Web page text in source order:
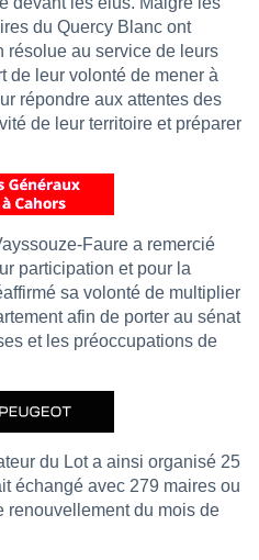
du Quercy Blanc ont
résolue au service de leurs
de leur volonté de mener à
répondre aux attentes des
de leur territoire et préparer
Faure a remercié
participation et pour la
sa volonté de multiplier
afin de porter au sénat
et les préoccupations de
du Lot a ainsi organisé 25
échangé avec 279 maires ou
renouvellement du mois de